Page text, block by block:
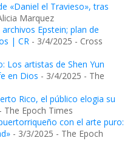
«Daniel el Travieso», tras
Marquez
Epstein; plan de
| CR - 3/4/2025 - Cross
Los artistas de Shen Yun
en Dios - 3/4/2025 - The
Rico, el público elogia su
- The Epoch Times
con el arte puro:
- 3/3/2025 - The Epoch